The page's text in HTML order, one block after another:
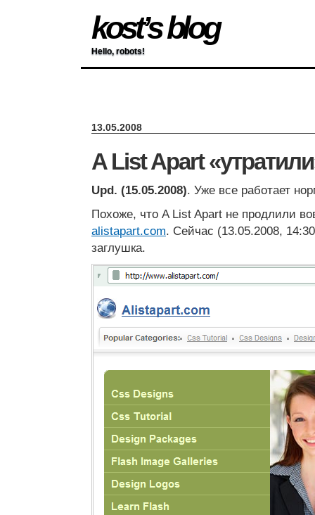
kost’s blog
Hello, robots!
13.05.2008
A List Apart
Upd. (15.05.2008). Уже все работает
Похоже, что A List Apart не продлили
alistapart.com. Сейчас (13.05.2008,
заглушка.